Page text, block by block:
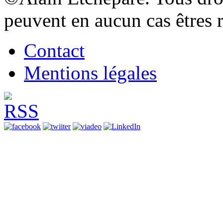
peuvent en aucun cas
Contact
Mentions légales